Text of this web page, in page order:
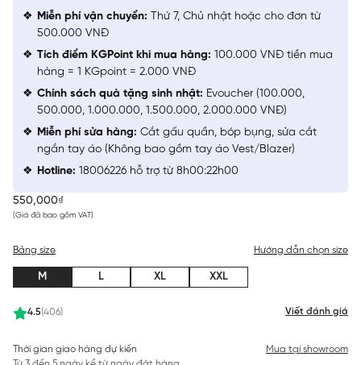
550,000₫
(Giá đã bao gồm VAT)
4.5(406) Viết đánh giá
Bảng size Hướng dẫn chọn size
M L XL XXL
Thời gian giao hàng dự kiến
Mua tại showroom
Miễn phí vận chuyển: Thứ 7, Chủ nhật hoặc cho đơn từ
500.000 VNĐ
Tích điểm KGPoint khi mua hàng: 100.000 VNĐ tiền mua
hàng = 1 KGpoint = 2.000 VNĐ
Chính sách quà tặng sinh nhật: Evoucher (100.000,
500.000, 1.000.000, 1.500.000, 2.000.000 VNĐ)
Miễn phí sửa hàng: Cắt gấu quần, bóp bụng, sửa cắt
ngắn tay áo (Không bao gồm tay áo Vest/Blazer)
Hotline: 18006226 hỗ trợ từ 8h00:22h00